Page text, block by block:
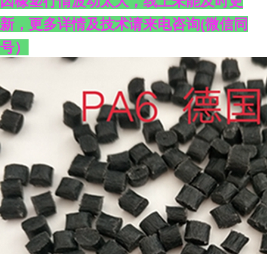
新，更多详情及技术请来电咨询(微信同
号）